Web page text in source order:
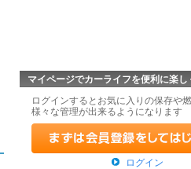
マイページでカーライフを便利に楽し
ログインするとお気に入りの保存や
様々な管理が出来るようになります
ログイン